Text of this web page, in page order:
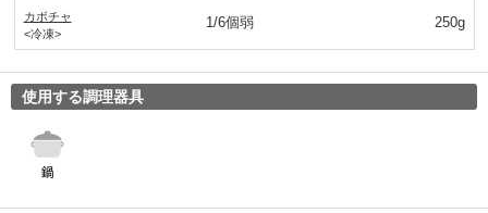
カボチャ
<冷凍>
1/6個弱 250g
使用する調理器具